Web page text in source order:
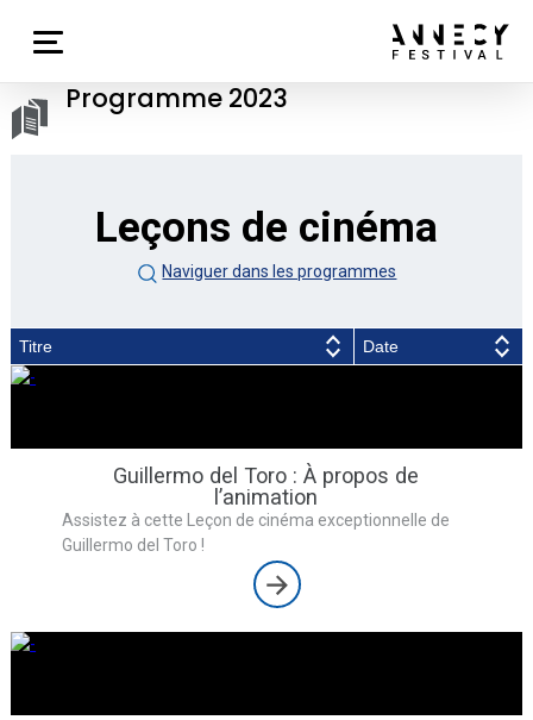
Programme 2023
Leçons de cinéma
Naviguer dans les programmes
Titre Date
Guillermo del Toro : À propos de
l’animation
Assistez à cette Leçon de cinéma exceptionnelle de
Guillermo del Toro !